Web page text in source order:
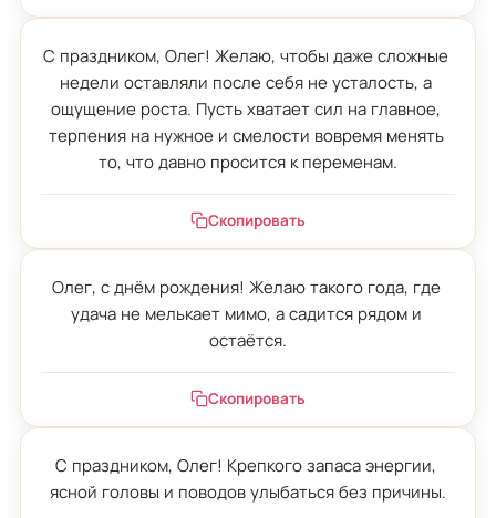
С праздником, Олег! Желаю, чтобы даже сложные
недели оставляли после себя не усталость, а
ощущение роста. Пусть хватает сил на главное,
терпения на нужное и смелости вовремя менять
то, что давно просится к переменам.
Скопировать
Олег, с днём рождения! Желаю такого года, где
удача не мелькает мимо, а садится рядом и
остаётся.
Скопировать
С праздником, Олег! Крепкого запаса энергии,
ясной головы и поводов улыбаться без причины.